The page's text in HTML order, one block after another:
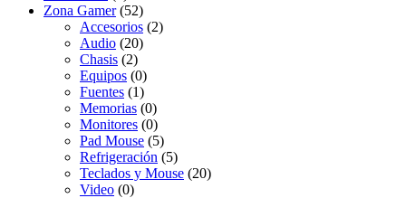
Zona Gamer (52)
Accesorios (2)
Audio (20)
Chasis (2)
Equipos (0)
Fuentes (1)
Memorias (0)
Monitores (0)
Pad Mouse (5)
Refrigeración (5)
Teclados y Mouse (20)
Video (0)